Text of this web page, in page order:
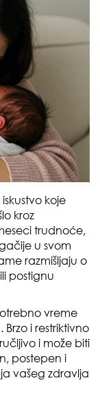
koje
kroz
trudnoće,
u svom
razmišljaju o
postignu
vreme
i restriktivno
i može biti
postepen i
vašeg zdravlja